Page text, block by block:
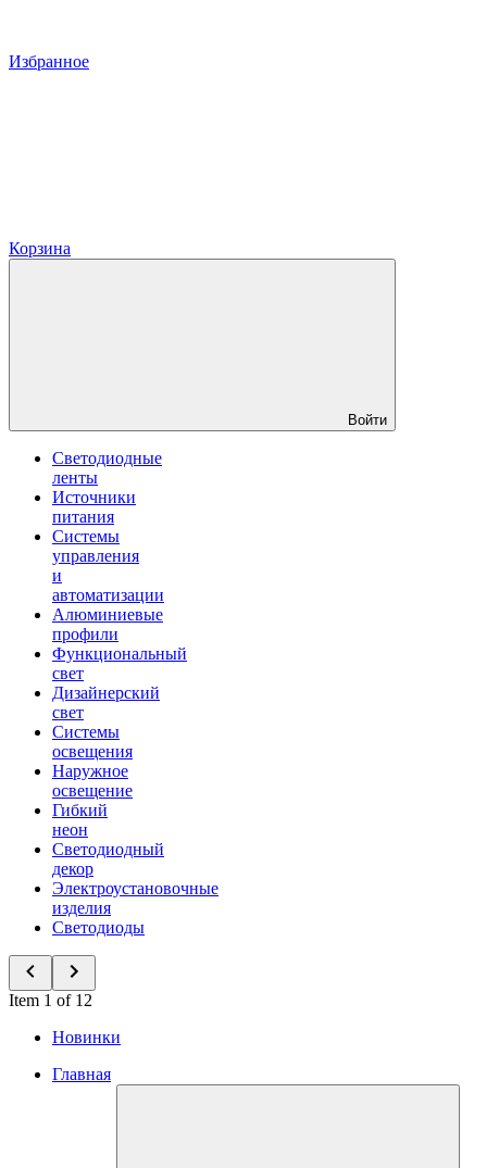
Избранное
Корзина
Войти
Светодиодные
ленты
Источники
питания
Системы
управления
и
автоматизации
Алюминиевые
профили
Функциональный
свет
Дизайнерский
свет
Системы
освещения
Наружное
освещение
Гибкий
неон
Светодиодный
декор
Электроустановочные
изделия
Светодиоды
Item 1 of 12
Новинки
Главная